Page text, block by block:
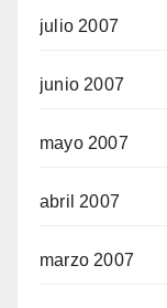
julio 2007
junio 2007
mayo 2007
abril 2007
marzo 2007